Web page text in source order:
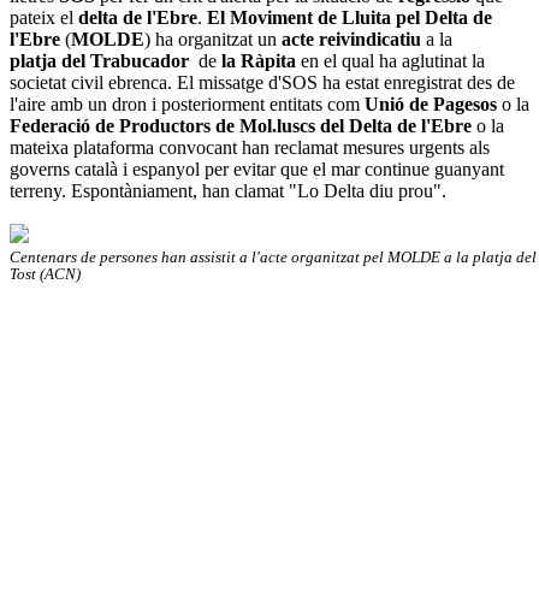
pateix el delta de l'Ebre. El Moviment de Lluita pel Delta de
l'Ebre (MOLDE) ha organitzat un acte reivindicatiu a la
platja del Trabucador de la Ràpita en el qual ha aglutinat la
societat civil ebrenca. El missatge d'SOS ha estat enregistrat des de
l'aire amb un dron i posteriorment entitats com Unió de Pagesos o la
Federació de Productors de Mol.luscs del Delta de l'Ebre o la
mateixa plataforma convocant han reclamat mesures urgents als
governs català i espanyol per evitar que el mar continue guanyant
terreny. Espontàniament, han clamat "Lo Delta diu prou".
Centenars de persones han assistit a l'acte organitzat pel MOLDE a la platja
Tost (ACN)